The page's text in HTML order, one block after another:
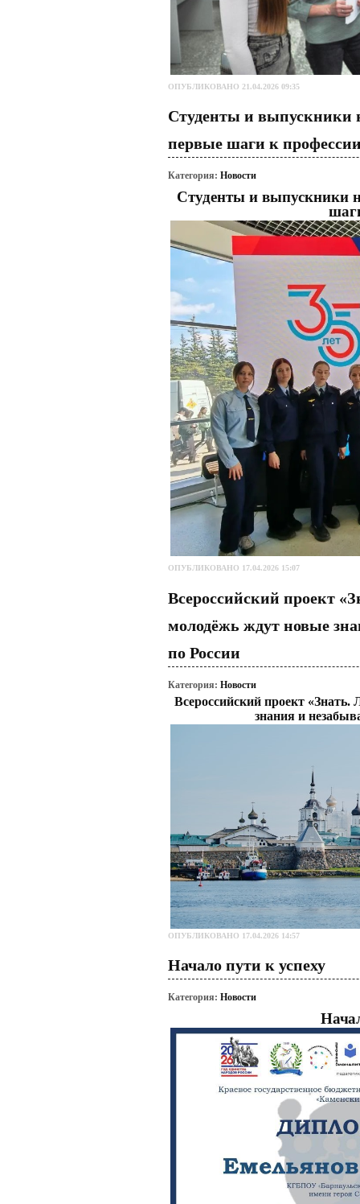
ОПУБЛИКОВАНО 21.04.2026 09:35
Студенты и выпускники
первые шаги к
Категория: Новости
Студенты и выпускники
ОПУБЛИКОВАНО 17.04.2026 15:07
Всероссийский проект
молодёжь ждут новые
по России
Категория: Новости
Всероссийский проект
знания и
ОПУБЛИКОВАНО 17.04.2026 14:57
Начало пути к успеху
Категория: Новости